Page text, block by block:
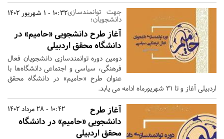
10:32 - 1 شهریور 1402جهت توانمندسازی
دانشجویان؛
آغاز طرح دانشجویی «حامیم» در
دانشگاه محقق اردبیلی
دومین دوره توانمندسازی دانشجویان فعال
فرهنگی، سیاسی و اجتماعی دانشگاه‌ها با
عنوان طرح «حامیم» در دانشگاه محقق
اردبیلی آغاز و تا 31 شهریورماه ادامه می یابد.
10:42 - 28 مرداد 1402
آغاز طرح
دانشجویی «حامیم» در دانشگاه
محقق اردبیلی